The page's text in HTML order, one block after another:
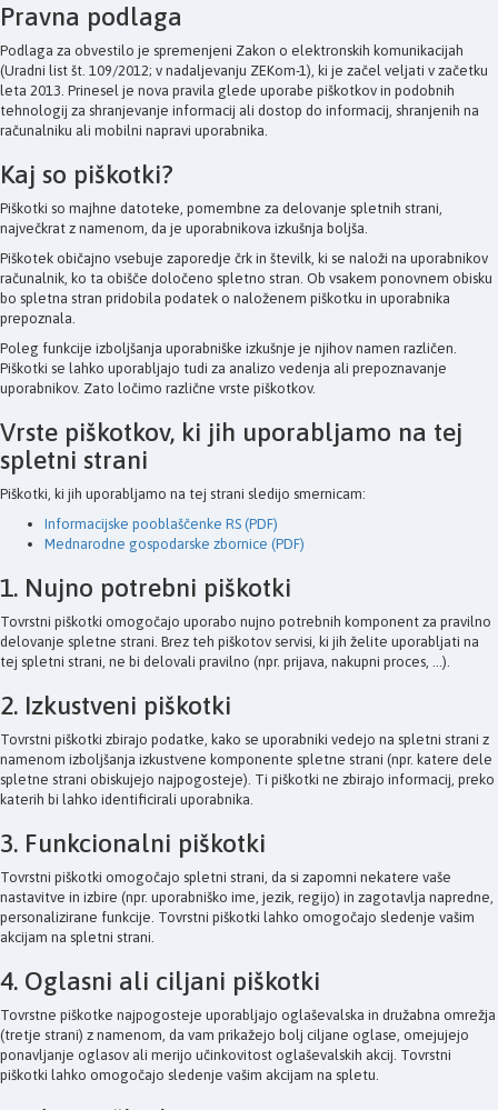
Pravna podlaga
Podlaga za obvestilo je spremenjeni Zakon o elektronskih komunikacijah
(Uradni list št. 109/2012; v nadaljevanju ZEKom-1), ki je začel veljati v začetku
leta 2013. Prinesel je nova pravila glede uporabe piškotkov in podobnih
tehnologij za shranjevanje informacij ali dostop do informacij, shranjenih na
računalniku ali mobilni napravi uporabnika.
Kaj so piškotki?
Piškotki so majhne datoteke, pomembne za delovanje spletnih strani,
največkrat z namenom, da je uporabnikova izkušnja boljša.
Piškotek običajno vsebuje zaporedje črk in številk, ki se naloži na uporabnikov
računalnik, ko ta obišče določeno spletno stran. Ob vsakem ponovnem obisku
bo spletna stran pridobila podatek o naloženem piškotku in uporabnika
prepoznala.
Poleg funkcije izboljšanja uporabniške izkušnje je njihov namen različen.
Piškotki se lahko uporabljajo tudi za analizo vedenja ali prepoznavanje
uporabnikov. Zato ločimo različne vrste piškotkov.
Vrste piškotkov, ki jih uporabljamo na tej
spletni strani
Piškotki, ki jih uporabljamo na tej strani sledijo smernicam:
Informacijske pooblaščenke RS (PDF)
Mednarodne gospodarske zbornice (PDF)
1. Nujno potrebni piškotki
Tovrstni piškotki omogočajo uporabo nujno potrebnih komponent za pravilno
delovanje spletne strani. Brez teh piškotov servisi, ki jih želite uporabljati na
tej spletni strani, ne bi delovali pravilno (npr. prijava, nakupni proces, ...).
2. Izkustveni piškotki
Tovrstni piškotki zbirajo podatke, kako se uporabniki vedejo na spletni strani z
namenom izboljšanja izkustvene komponente spletne strani (npr. katere dele
spletne strani obiskujejo najpogosteje). Ti piškotki ne zbirajo informacij, preko
katerih bi lahko identificirali uporabnika.
3. Funkcionalni piškotki
Tovrstni piškotki omogočajo spletni strani, da si zapomni nekatere vaše
nastavitve in izbire (npr. uporabniško ime, jezik, regijo) in zagotavlja napredne,
personalizirane funkcije. Tovrstni piškotki lahko omogočajo sledenje vašim
akcijam na spletni strani.
4. Oglasni ali ciljani piškotki
Tovrstne piškotke najpogosteje uporabljajo oglaševalska in družabna omrežja
(tretje strani) z namenom, da vam prikažejo bolj ciljane oglase, omejujejo
ponavljanje oglasov ali merijo učinkovitost oglaševalskih akcij. Tovrstni
piškotki lahko omogočajo sledenje vašim akcijam na spletu.